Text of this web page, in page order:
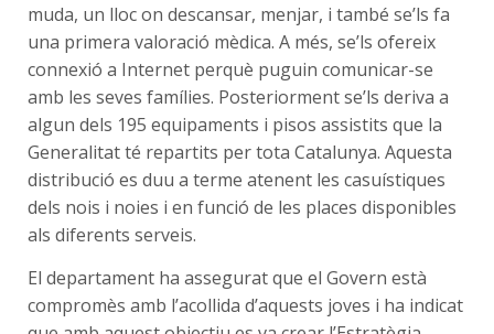
muda, un lloc on descansar, menjar, i també se’ls fa
una primera valoració mèdica. A més, se’ls ofereix
connexió a Internet perquè puguin comunicar-se
amb les seves famílies. Posteriorment se’ls deriva a
algun dels 195 equipaments i pisos assistits que la
Generalitat té repartits per tota Catalunya. Aquesta
distribució es duu a terme atenent les casuístiques
dels nois i noies i en funció de les places disponibles
als diferents serveis.
El departament ha assegurat que el Govern està
compromès amb l’acollida d’aquests joves i ha indicat